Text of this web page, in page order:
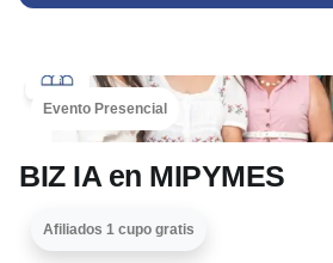
Evento Presencial
BIZ IA en MIPYMES
Afiliados 1 cupo gratis